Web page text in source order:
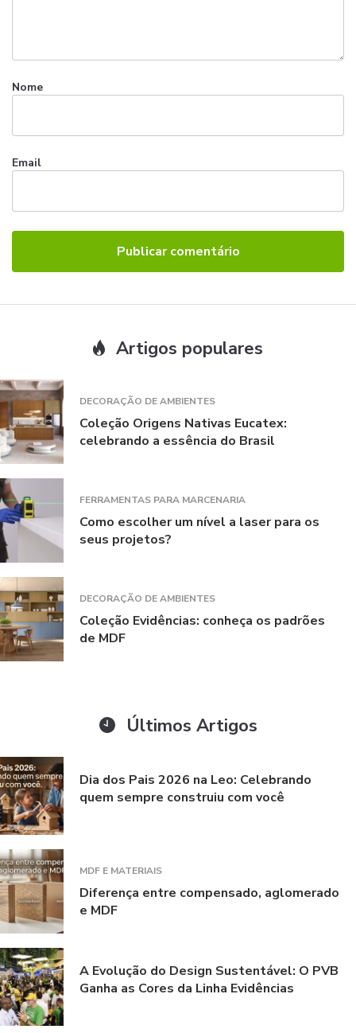
Nome
Email
Artigos populares
DECORAÇÃO DE AMBIENTES
Coleção Origens Nativas Eucatex:
celebrando a essência do Brasil
FERRAMENTAS PARA MARCENARIA
Como escolher um nível a laser para os
seus projetos?
DECORAÇÃO DE AMBIENTES
Coleção Evidências: conheça os padrões
de MDF
Últimos Artigos
Dia dos Pais 2026 na Leo: Celebrando
quem sempre construiu com você
MDF E MATERIAIS
Diferença entre compensado, aglomerado
e MDF
A Evolução do Design Sustentável: O PVB
Ganha as Cores da Linha Evidências